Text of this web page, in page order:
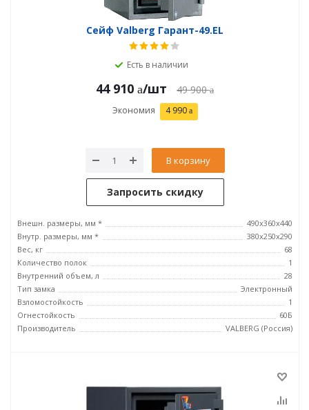
Сейф Valberg Гарант-49.EL
Есть в наличии
44 910 /шт 49 900
Экономия 4 990
В корзину
Запросить скидку
Внешн. размеры, мм *
490x360x440
Внутр. размеры, мм *
380x250x290
Вес, кг
68
Количество полок
1
Внутренний объем, л
28
Тип замка
Электронный
Взломостойкость
1
Огнестойкость
60Б
Производитель
VALBERG (Россия)